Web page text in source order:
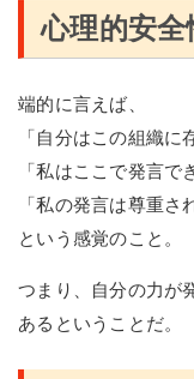
心理的安全
端的に言えば、
「自分はこの組織に
「私はここで発言で
「私の発言は尊重さ
という感覚のこと。
つまり、自分の力が
あるということだ。